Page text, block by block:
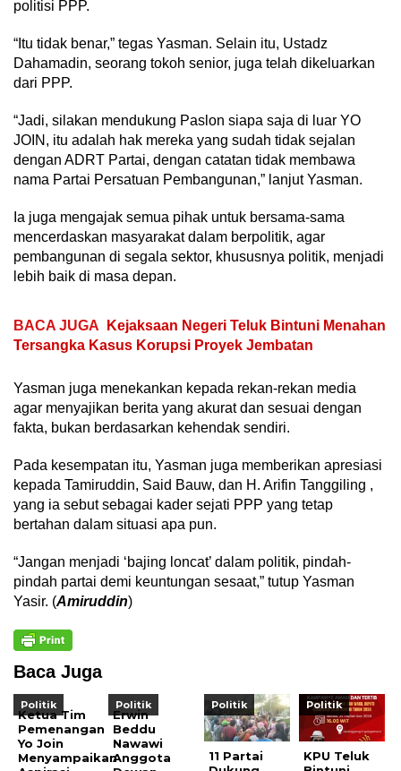
politisi PPP.
“Itu tidak benar,” tegas Yasman. Selain itu, Ustadz
Dahamadin, seorang tokoh senior, juga telah dikeluarkan
dari PPP.
“Jadi, silakan mendukung Paslon siapa saja di luar YO
JOIN, itu adalah hak mereka yang sudah tidak sejalan
dengan ADRT Partai, dengan catatan tidak membawa
nama Partai Persatuan Pembangunan,” lanjut Yasman.
Ia juga mengajak semua pihak untuk bersama-sama
mencerdaskan masyarakat dalam berpolitik, agar
pembangunan di segala sektor, khususnya politik, menjadi
lebih baik di masa depan.
BACA JUGA
Kejaksaan Negeri Teluk Bintuni Menahan
Tersangka Kasus Korupsi Proyek Jembatan
Yasman juga menekankan kepada rekan-rekan media
agar menyajikan berita yang akurat dan sesuai dengan
fakta, bukan berdasarkan kehendak sendiri.
Pada kesempatan itu, Yasman juga memberikan apresiasi
kepada Tamiruddin, Said Bauw, dan H. Arifin Tanggiling ,
yang ia sebut sebagai kader sejati PPP yang tetap
bertahan dalam situasi apa pun.
“Jangan menjadi ‘bajing loncat’ dalam politik, pindah-
pindah partai demi keuntungan sesaat,” tutup Yasman
Yasir. (Amiruddin)
Baca Juga
Politik
Ketua Tim
Pemenangan
Yo Join
Menyampaikan
Politik
Erwin
Beddu
Nawawi
Anggota
Politik
11 Partai
Politik
KPU Teluk